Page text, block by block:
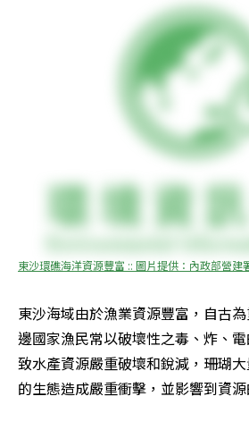
東沙環礁海洋資源豐富 :: 圖片提供：內政部營建
東沙海域由於漁業資源豐富，自古
邊國家漁民常以破壞性之毒、炸、
致水產資源嚴重破壞和銳減，珊瑚
的生態造成嚴重衝擊，並影響到資源